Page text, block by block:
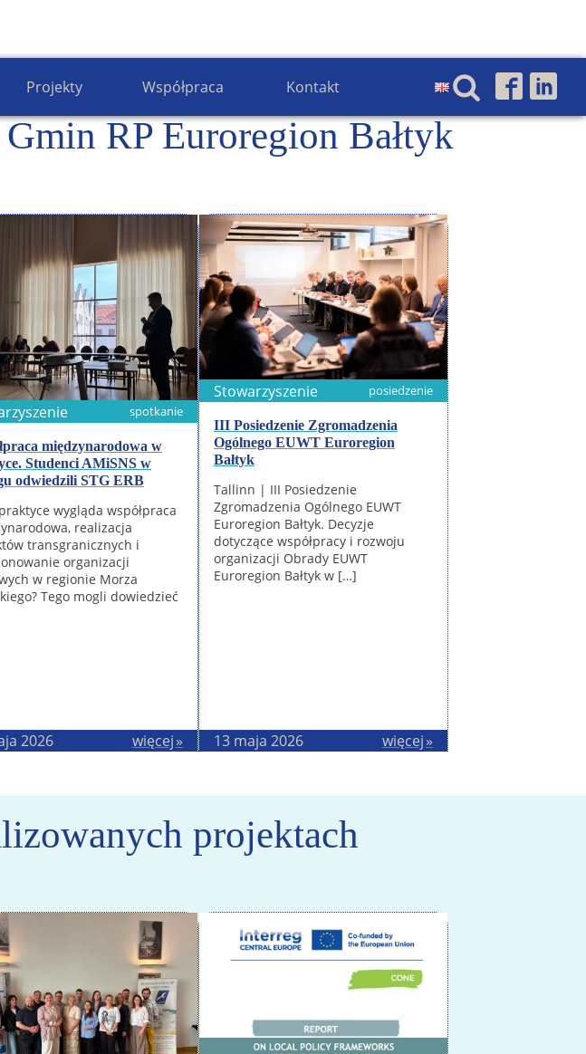
Projekty Współpraca Kontakt
Bałtyk
RP Euroregion Bałtyk
spotkanie
międzynarodowa w
Studenci AMiSNS w
odwiedzili STG ERB
wygląda współpraca
realizacja
transgranicznych i
organizacji
w regionie Morza
Tego mogli dowiedzieć
2026 więcej
Stowarzyszenie posiedzenie
III Posiedzenie Zgromadzenia
Ogólnego EUWT Euroregion
Bałtyk
Tallinn | III Posiedzenie
Zgromadzenia Ogólnego EUWT
Euroregion Bałtyk. Decyzje
dotyczące współpracy i rozwoju
organizacji Obrady EUWT
Euroregion Bałtyk w […]
13 maja 2026 więcej
projektach